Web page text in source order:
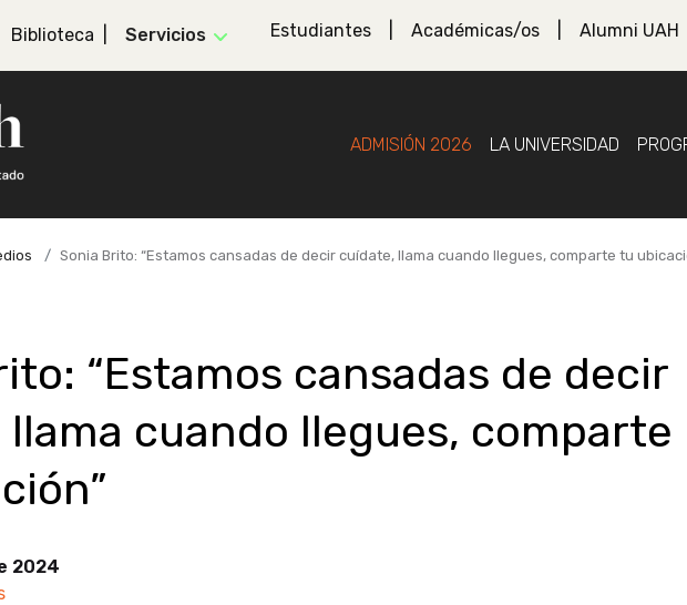
Biblioteca Servicios Estudiantes Académicas/os Alumni UAH
ADMISIÓN 2026 LA UNIVERSIDAD
Sonia Brito: “Estamos cansadas de decir cuídate, llama cuando llegues, comparte tu
“Estamos cansadas de decir
cuando llegues, comparte
2024